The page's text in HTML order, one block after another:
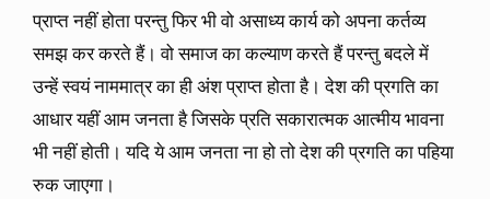
प्राप्त नहीं होता परन्तु फिर भी वो असाध्य कार्य को अपना कर्तव्य
समझ कर करते हैं। वो समाज का कल्याण करते हैं परन्तु बदले में
उन्हें स्वयं नाममात्र का ही अंश प्राप्त होता है। देश की प्रगति का
आधार यहीं आम जनता है जिसके प्रति सकारात्मक आत्मीय भावना
भी नहीं होती। यदि ये आम जनता ना हो तो देश की प्रगति का पहिया
रुक जाएगा।